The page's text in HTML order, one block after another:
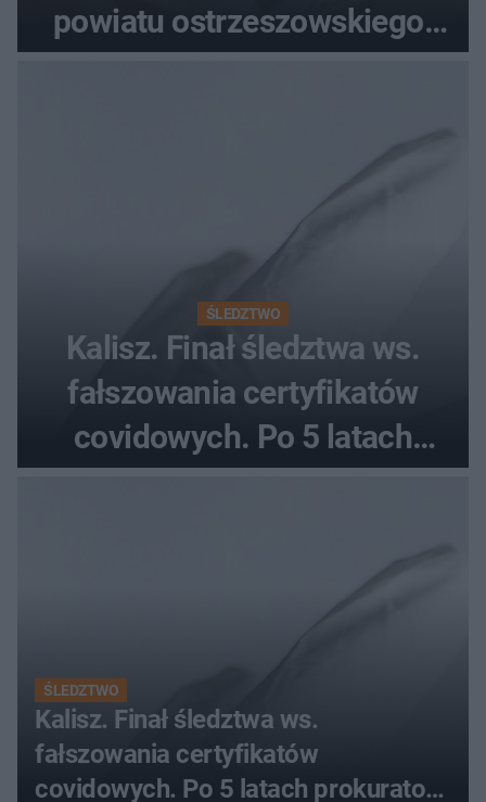
powiatu ostrzeszowskiego.
Pieniądze trafią do czterech
ŚLEDZTWO
Kalisz. Finał śledztwa ws.
fałszowania certyfikatów
covidowych. Po 5 latach
prokurator zamyka sprawę
ŚLEDZTWO
Kalisz. Finał śledztwa ws.
fałszowania certyfikatów
covidowych. Po 5 latach prokurator